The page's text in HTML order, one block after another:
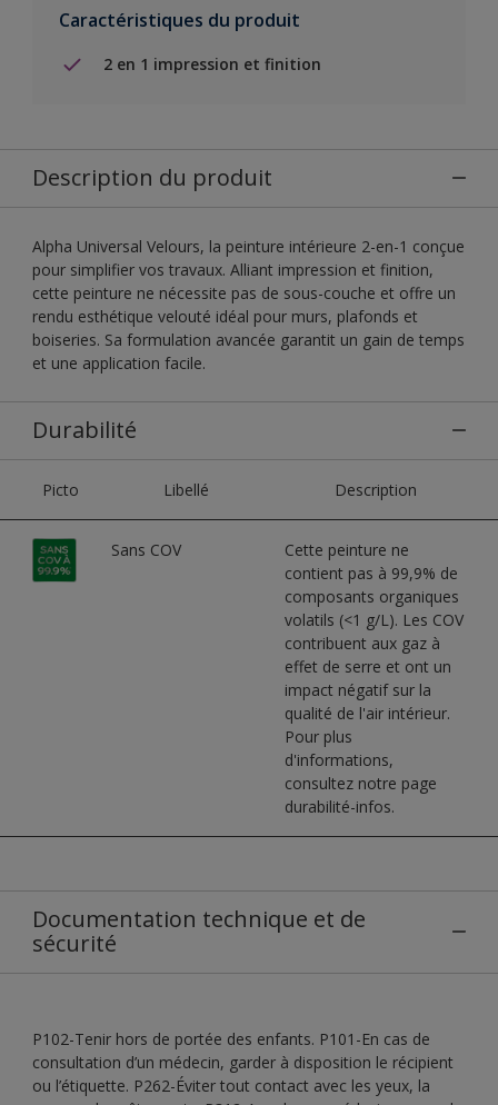
Caractéristiques du produit
2 en 1 impression et finition
Description du produit
Alpha Universal Velours, la peinture intérieure 2-en-1 conçue
pour simplifier vos travaux. Alliant impression et finition,
cette peinture ne nécessite pas de sous-couche et offre un
rendu esthétique velouté idéal pour murs, plafonds et
boiseries. Sa formulation avancée garantit un gain de temps
et une application facile.
Durabilité
Picto Libellé Description
Sans COV
Cette peinture ne
contient pas à 99,9% de
composants organiques
volatils (<1 g/L). Les COV
contribuent aux gaz à
effet de serre et ont un
impact négatif sur la
qualité de l'air intérieur.
Pour plus
d'informations,
consultez notre page
durabilité-infos.
Documentation technique et de
sécurité
P102-Tenir hors de portée des enfants. P101-En cas de
consultation d’un médecin, garder à disposition le récipient
ou l’étiquette. P262-Éviter tout contact avec les yeux, la